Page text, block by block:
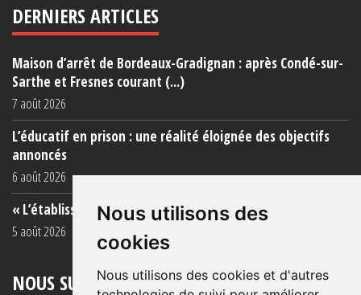
Nous utilisons des
cookies
Nous utilisons des cookies et d'autres
DERNIERS ARTICLES
Maison d’arrêt de Bordeaux-Gradignan : après Condé-sur-
Sarthe et Fresnes courant (...)
7 août 2026
L’éducatif en prison : une réalité éloignée des objectifs
annoncés
6 août 2026
« L’établissement est une porcherie totale »
5 août 2026
NOUS SUIVRE